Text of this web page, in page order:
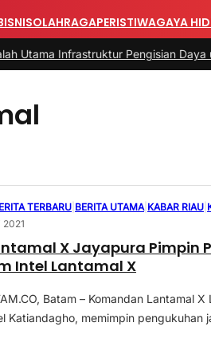
OLAHRAGAPERISTIWAGAYA
Pengisian Daya untuk
TERBARU BERITA UTAMA KABAR RIAU
2021
X Jayapura Pimpin
Intel Lantamal X
Batam – Komandan Lantamal X
Katiandagho, memimpin pengukuhan